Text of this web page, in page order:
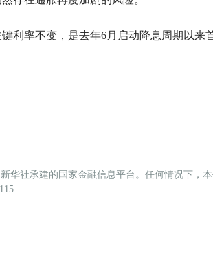
利率不变，是去年6月启动降息周期以来
华社承建的国家金融信息平台。任何情况下，